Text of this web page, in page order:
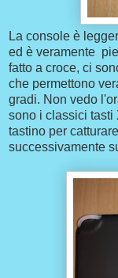
La console è
ed è veramente
fatto a croce, ci
che permettono
gradi. Non vedo
sono i classici tasti
tastino per
successivamente